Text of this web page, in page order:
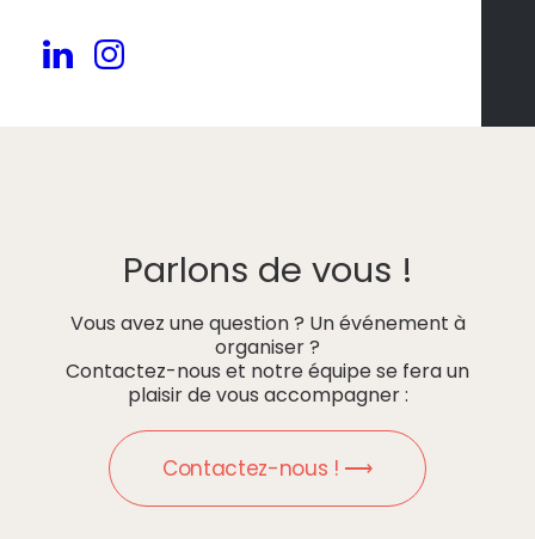
Parlons de vous !
Vous avez une question ? Un événement à
organiser ?
Contactez-nous et notre équipe se fera un
plaisir de vous accompagner :
Contactez-nous ! ⟶